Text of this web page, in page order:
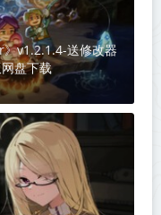
v1.2.1.4-送修改器
盘下载